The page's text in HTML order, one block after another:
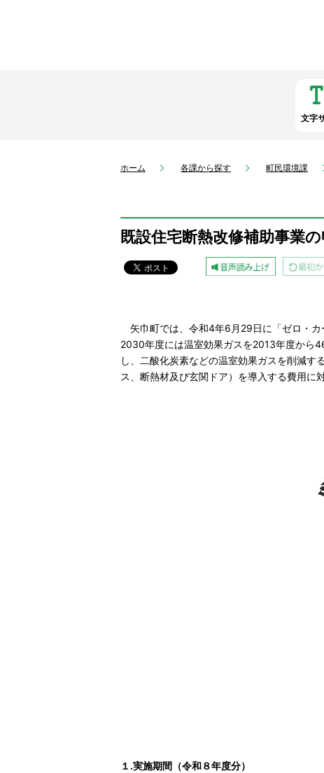
文字
ホーム 各課から探す 町民環境課
既設住宅断熱改修補助事業
矢巾町では、令和4年6月29日に「ゼロ・カ
2030年度には温室効果ガスを2013年度から
し、二酸化炭素などの温室効果ガスを削減す
ス、断熱材及び玄関ドア）を導入する費用に
１.実施期間（令和８年度分）